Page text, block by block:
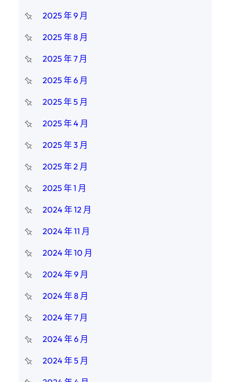
2025 年 9 月
2025 年 8 月
2025 年 7 月
2025 年 6 月
2025 年 5 月
2025 年 4 月
2025 年 3 月
2025 年 2 月
2025 年 1 月
2024 年 12 月
2024 年 11 月
2024 年 10 月
2024 年 9 月
2024 年 8 月
2024 年 7 月
2024 年 6 月
2024 年 5 月